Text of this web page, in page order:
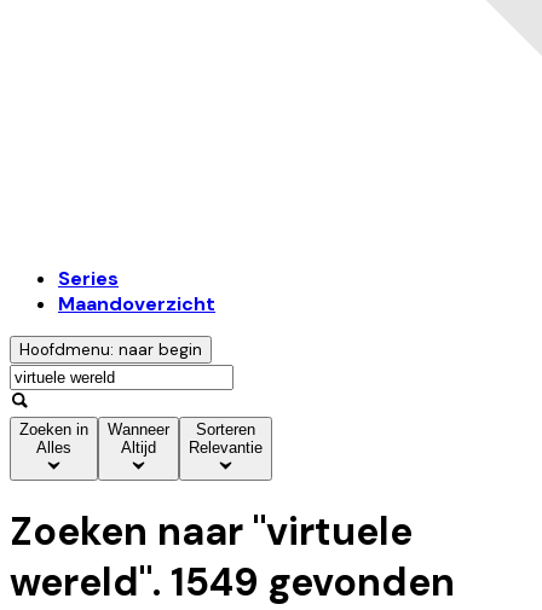
Series
Maandoverzicht
Hoofdmenu: naar begin
Zoeken in
Alles
Wanneer
Altijd
Sorteren
Relevantie
Zoeken naar "virtuele
wereld". 1549 gevonden